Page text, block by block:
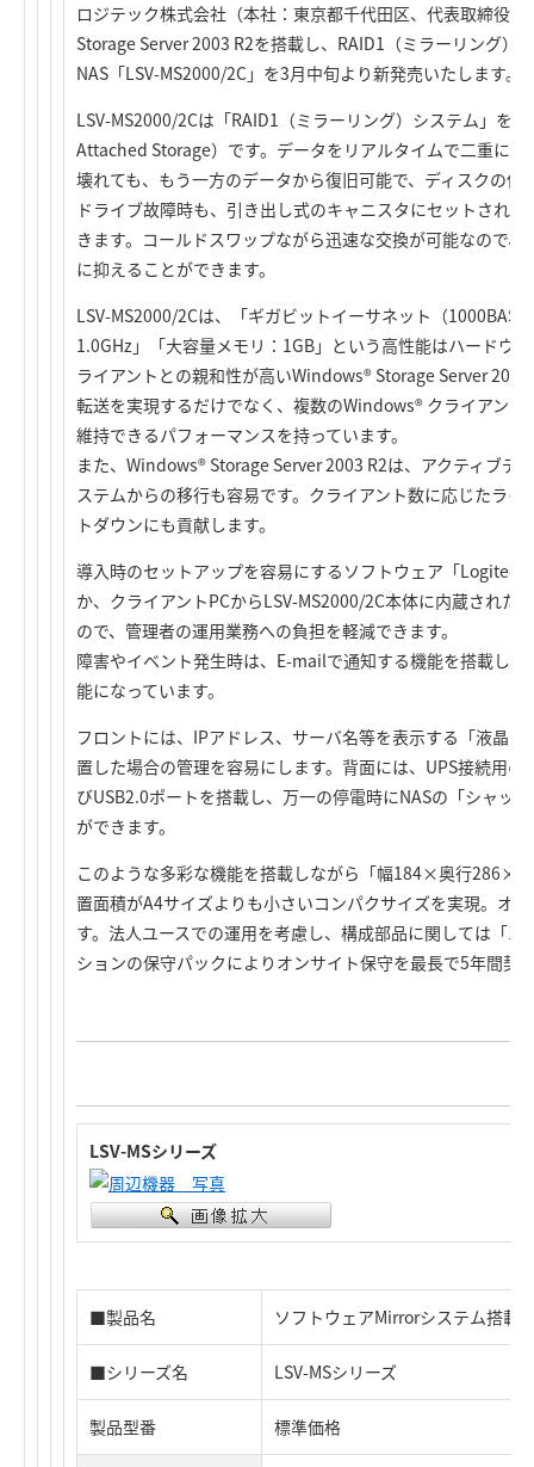
ロジテック株式会社（本社：東京都千代田区、代表取締役
Storage Server 2003 R2を搭載し、RAID1（ミラーリング）
NAS「LSV-MS2000/2C」を3月中旬より新発売いたします。
LSV-MS2000/2Cは「RAID1（ミラーリング）システム」を
Attached Storage）です。データをリアルタイムで二重に
壊れても、もう一方のデータから復旧可能で、ディスクの信
ドライブ故障時も、引き出し式のキャニスタにセットされ
きます。コールドスワップながら迅速な交換が可能なので
に抑えることができます。
LSV-MS2000/2Cは、「ギガビットイーサネット（
1.0GHz」「大容量メモリ：1GB」という高性能はハードウ
ライアントとの親和性が高いWindows® Storage Server
転送を実現するだけでなく、複数のWindows® クライアン
維持できるパフォーマンスを持っています。
また、Windows® Storage Server 2003 R2は、アクティブデ
ステムからの移行も容易です。クライアント数に応じたラ
トダウンにも貢献します。
導入時のセットアップを容易にするソフトウェア「Logitec
か、クライアントPCからLSV-MS2000/2C本体に内蔵された
ので、管理者の運用業務への負担を軽減できます。
障害やイベント発生時は、E-mailで通知する機能を搭載し
能になっています。
フロントには、IPアドレス、サーバ名等を表示する「液晶
置した場合の管理を容易にします。背面には、UPS接続用
びUSB2.0ポートを搭載し、万一の停電時にNASの「シャッ
ができます。
このような多彩な機能を搭載しながら「幅184×奥行286×
置面積がA4サイズよりも小さいコンパクサイズを実現。オ
す。法人ユースでの運用を考慮し、構成部品に関しては「1
ションの保守パックによりオンサイト保守を最長で5年間契
LSV-MSシリーズ
■製品名 ソフトウェアMirrorシステム搭載
■シリーズ名 LSV-MSシリーズ
製品型番 標準価格